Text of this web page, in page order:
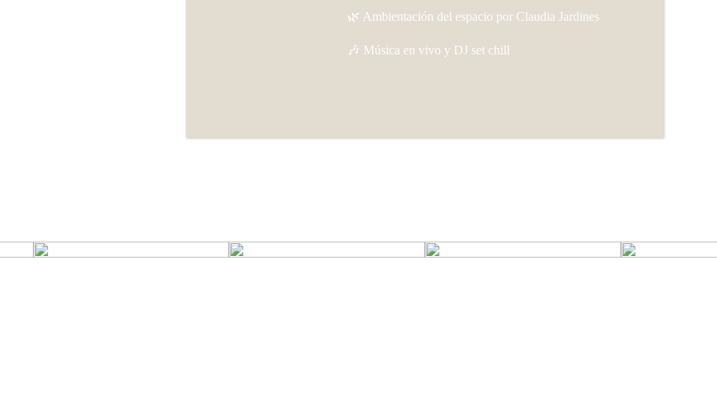
🌿 Ambientación del espacio por Claudia Jardines
🎶 Música en vivo y DJ set chill